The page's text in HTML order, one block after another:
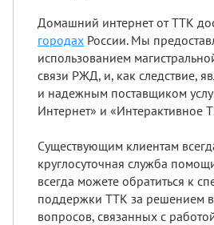
Домашний интернет от ТТК
городах России. Мы
использованием
связи РЖД, и, как следствие,
и надежным поставщиком
Интернет» и «Интерактивное
Существующим клиентам
круглосуточная служба
всегда можете обратиться к
поддержки ТТК за решением
вопросов, связанных с